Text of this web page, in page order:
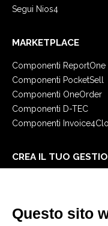
Segui Nios4
MARKETPLACE
Componenti ReportOne
Componenti PocketSell
Componenti OneOrder
Componenti D-TEC
Componenti
CREA IL TUO
E-Book
Blog
Questo sito